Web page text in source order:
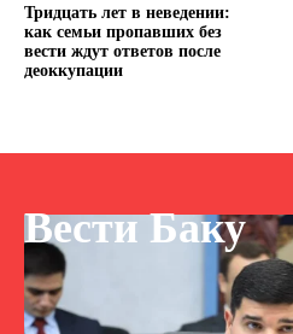
Тридцать лет в неведении:
как семьи пропавших без
вести ждут ответов после
деоккупации
Вести Баку